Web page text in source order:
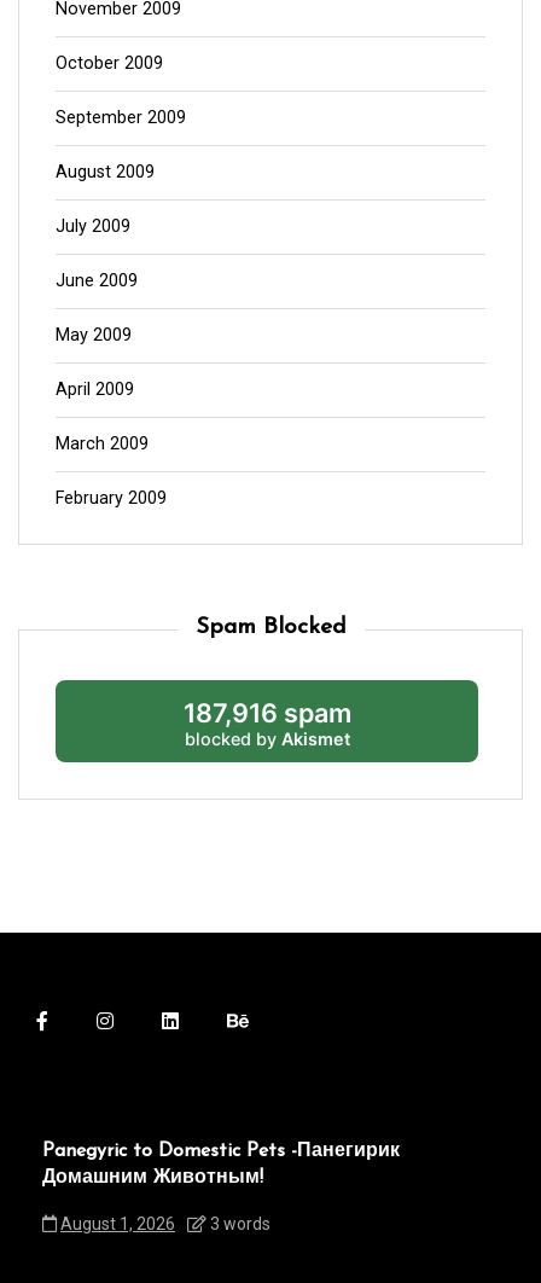
November 2009
October 2009
September 2009
August 2009
July 2009
June 2009
May 2009
April 2009
March 2009
February 2009
Spam Blocked
187,916 spam
blocked by Akismet
Panegyric to Domestic Pets -Панегирик
Домашним Животным!
August 1, 2026 3 words